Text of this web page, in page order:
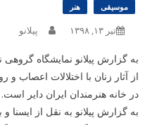
موسیقی هنر
تیر ۱۳, ۱۳۹۸ پیلانو
به گزارش پیلانو نمایشگاه گروهی
در خانه هنرمندان ایران دایر است.
به گزارش پیلانو به نقل از ایسنا